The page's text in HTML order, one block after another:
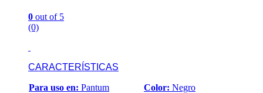
0 out of 5
(0)
CARACTERÍSTICAS
Para uso en: Pantum Color: Negro